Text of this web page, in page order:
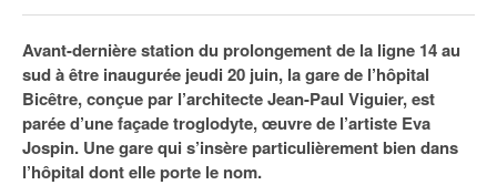
Institutions
Services urbains
Emploi
Attractivité
Innovation
75
77
78
Carnet
Nominations
Portraits
Les Assises du Grand Paris
Éditions précédentes
Le podcast
Avant-dernière station du prolongement de la ligne 14 au
sud à être inaugurée jeudi 20 juin, la gare de l’hôpital
Bicêtre, conçue par l’architecte Jean-Paul Viguier, est
parée d’une façade troglodyte, œuvre de l’artiste Eva
Jospin. Une gare qui s’insère particulièrement bien dans
l’hôpital dont elle porte le nom.